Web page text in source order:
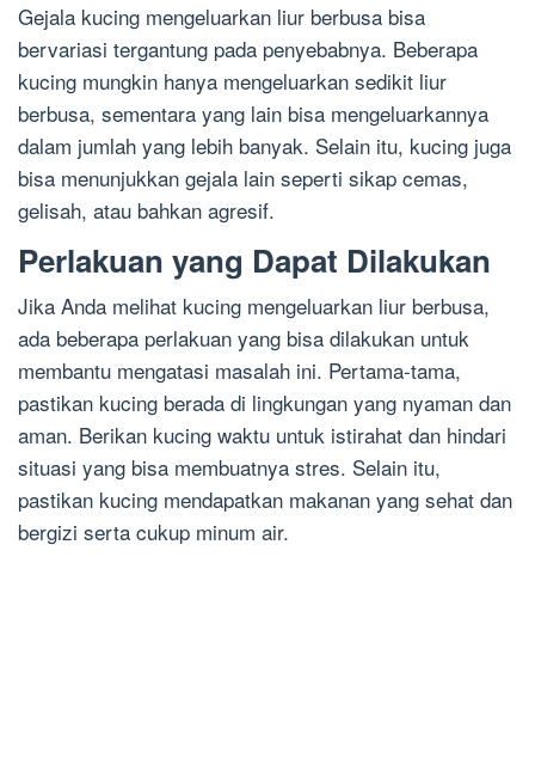
Gejala kucing mengeluarkan liur berbusa bisa
bervariasi tergantung pada penyebabnya. Beberapa
kucing mungkin hanya mengeluarkan sedikit liur
berbusa, sementara yang lain bisa mengeluarkannya
dalam jumlah yang lebih banyak. Selain itu, kucing juga
bisa menunjukkan gejala lain seperti sikap cemas,
gelisah, atau bahkan agresif.
Perlakuan yang Dapat Dilakukan
Jika Anda melihat kucing mengeluarkan liur berbusa,
ada beberapa perlakuan yang bisa dilakukan untuk
membantu mengatasi masalah ini. Pertama-tama,
pastikan kucing berada di lingkungan yang nyaman dan
aman. Berikan kucing waktu untuk istirahat dan hindari
situasi yang bisa membuatnya stres. Selain itu,
pastikan kucing mendapatkan makanan yang sehat dan
bergizi serta cukup minum air.